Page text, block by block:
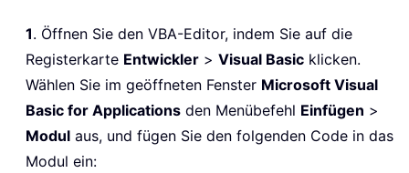
1. Öffnen Sie den VBA-Editor, indem Sie auf die
Registerkarte Entwickler > Visual Basic klicken.
Wählen Sie im geöffneten Fenster Microsoft Visual
Basic for Applications den Menübefehl Einfügen >
Modul aus, und fügen Sie den folgenden Code in das
Modul ein: